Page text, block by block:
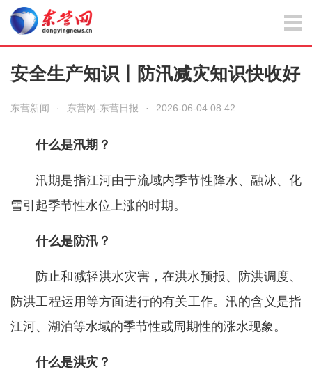
安全生产知识丨防汛减灾知识快收好
东营新闻 · 东营网-东营日报 · 2026-06-04 08:42
什么是汛期？
汛期是指江河由于流域内季节性降水、融冰、化
雪引起季节性水位上涨的时期。
什么是防汛？
防止和减轻洪水灾害，在洪水预报、防洪调度、
防洪工程运用等方面进行的有关工作。汛的含义是指
江河、湖泊等水域的季节性或周期性的涨水现象。
什么是洪灾？